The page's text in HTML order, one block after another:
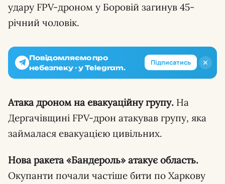
удару FPV-дроном у Боровій загинув 45-
річний чоловік.
✕
Повідомляємо про
небезпеку - у Telegram.
Підписатись
Атака дроном на евакуаційну групу. На
Дергачівщині FPV-дрон атакував групу, яка
займалася евакуацією цивільних.
Нова ракета «Бандероль» атакує область.
Окупанти почали частіше бити по Харкову